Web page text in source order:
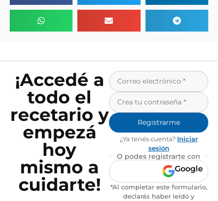
¡Accedé a
todo el
recetario y
empezá
hoy
mismo a
cuidarte!
Registrarme
¿Ya tenés cuenta? Iniciar
sesión
O podes registrarte con
Google
*Al completar este formulario,
declarás haber leído y